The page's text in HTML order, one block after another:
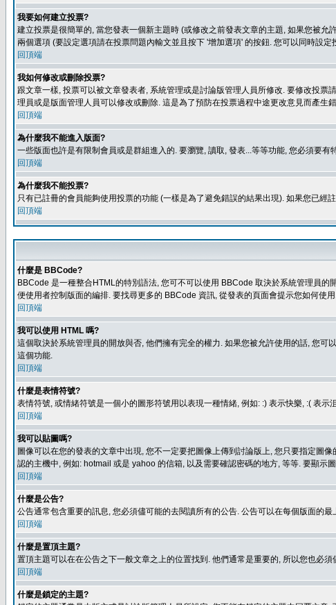
我要如何建立投票?
建立投票是很簡單的, 當您發表一個新主題時 (或修改之前發表文章的主題, 如果您被
兩個選項 (要設定選項請在投票問題內輸文並且按下 '增加選項' 的按鈕. 您可以同時設
回頂端
我如何修改或刪除投票?
跟文章一樣, 投票可以被文章發表者, 系統管理或是討論版管理人員所修改. 要修改投
理員或是版面管理人員可以修改或刪除. 這是為了預防在投票過程中途更改意見而產生
回頂端
為什麼我不能進入版面?
一些版面也許是有限制會員或是群組進入的. 要瀏覽, 讀取, 發表...等等功能, 您必須要
回頂端
為什麼我不能投票?
只有已註冊的會員能夠使用投票的功能 (一樣是為了避免錯誤的結果出現). 如果您已經
回頂端
什麼是 BBCode?
BBCode 是一種整合HTML的特別語法, 您可不可以使用 BBCode 取決於系統管理員
便使用者控制版面的編排. 要找尋更多的 BBCode 資訊, 從發表的頁面會提示您如何使
回頂端
我可以使用 HTML 嗎?
這個取決於系統管理員的開放與否, 他們擁有完全的權力. 如果您被允許使用的話, 您可
這個功能.
回頂端
什麼是表情符號?
表情符號, 或情緒符號是一個小的圖形符號用以表現一種情緒, 例如: :) 表示快樂, :( 表
回頂端
我可以貼圖嗎?
圖像可以在您的發表的文章中出現, 您不一定要把圖像上傳到討論版上, 您只要指定圖
認的主機中, 例如: hotmail 或是 yahoo 的信箱, 以及需要確認密碼的地方, 等等. 要顯示
回頂端
什麼是公告?
公告通常包含重要的訊息, 您必須儘可能的去閱讀所有的公告. 公告可以在每個版面的
回頂端
什麼是置頂主題?
置頂主題可以在在公告之下一般文章之上的位置找到. 他們通常是重要的, 所以您也必
回頂端
什麼是鎖定的主題?